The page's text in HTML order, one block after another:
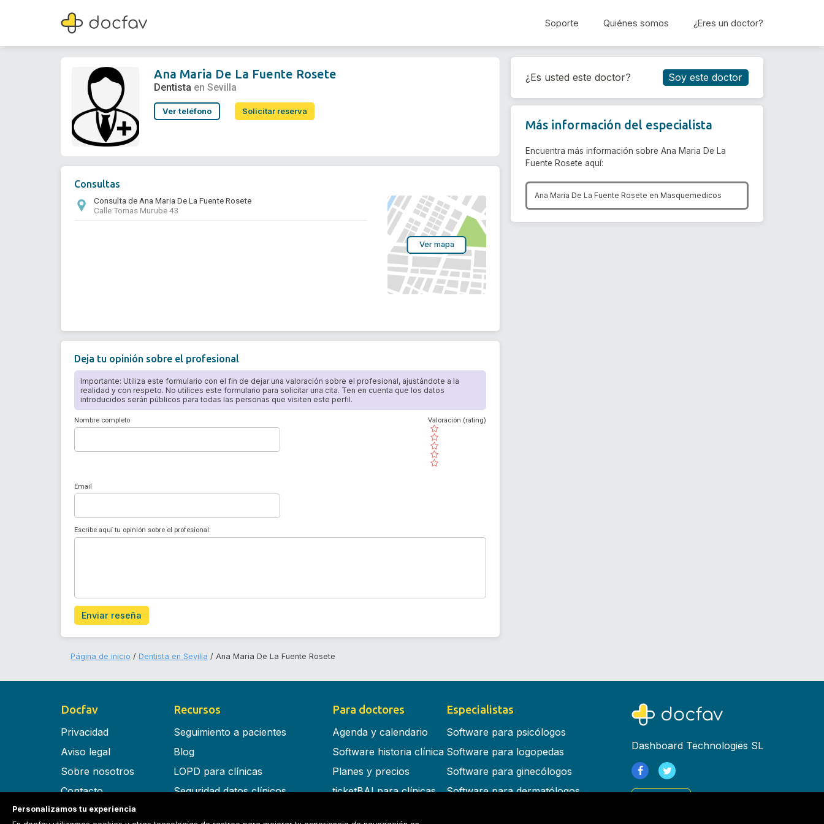
Soporte Quiénes somos ¿Eres un doctor?
Ana Maria De La Fuente Rosete
Dentista
Reservar cita
Ana Maria De La Fuente Rosete
Dentista en Sevilla
Ver teléfono Solicitar reserva
Consultas
Consulta de Ana Maria De La Fuente Rosete
Calle Tomas Murube 43
Ver mapa
Deja tu opinión sobre el profesional
Importante: Utiliza este formulario con el fin de dejar una valoración sobre el profesional, ajustándote a la
realidad y con respeto. No utilices este formulario para solicitar una cita. Ten en cuenta que los datos
introducidos serán públicos para todas las personas que visiten este perfil.
Nombre completo
( )
( )
( )
( )
( )
Valoración (rating)
Email
Escribe aquí tu opinión sobre el profesional:
Enviar reseña
¿Es usted este doctor? Soy este doctor
Más información del especialista
Encuentra más información sobre Ana Maria De La
Fuente Rosete aquí:
Ana Maria De La Fuente Rosete en Masquemedicos
Página de inicio Dentista en Sevilla Ana Maria De La Fuente Rosete
Docfav
Privacidad
Aviso legal
Sobre nosotros
Contacto
Términos y condiciones
Recursos
Seguimiento a pacientes
Blog
LOPD para clínicas
Seguridad datos clínicos
Para doctores
Agenda y calendario
Software historia clínica
Planes y precios
ticketBAI para clínicas
Especialistas
Software para psicólogos
Software para logopedas
Software para ginecólogos
Software para dermatólogos
Dashboard Technologies SL
Personalizamos tu experiencia